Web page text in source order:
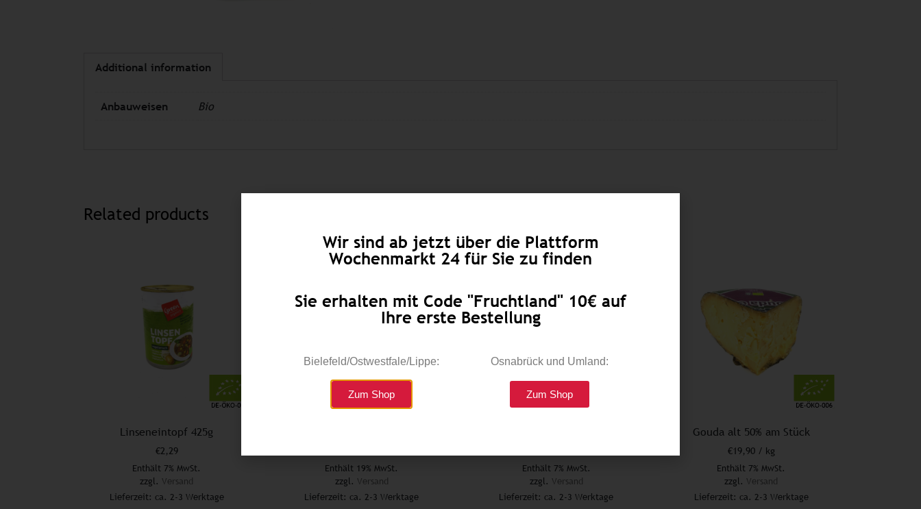
Additional information
Anbauweisen Bio
Related products
Linseneintopf 425g
€2,29
Enthält 7% MwSt.
zzgl. Versand
Lieferzeit: ca. 2-3 Werktage
Enthält 19% MwSt.
zzgl. Versand
Lieferzeit: ca. 2-3 Werktage
Enthält 7% MwSt.
zzgl. Versand
Lieferzeit: ca. 2-3 Werktage
Gouda alt 50% am Stück
€19,90/ kg
Enthält 7% MwSt.
zzgl. Versand
Lieferzeit: ca. 2-3 Werktage
Wir sind ab jetzt über die Plattform
Wochenmarkt 24 für Sie zu finden
Sie erhalten mit Code "Fruchtland" 10€ auf
Ihre erste Bestellung
Bielefeld/Ostwestfale/Lippe:
Zum Shop
Osnabrück und Umland:
Zum Shop